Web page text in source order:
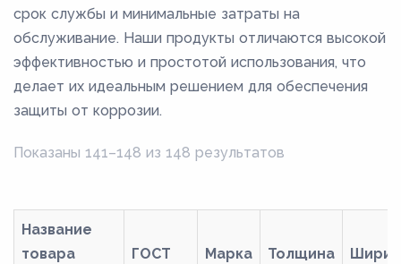
срок службы и минимальные затраты на
обслуживание. Наши продукты отличаются высокой
эффективностью и простотой использования, что
делает их идеальным решением для обеспечения
защиты от коррозии.
Показаны 141–148 из 148 результатов
Название
товара
ГОСТ Марка Толщина